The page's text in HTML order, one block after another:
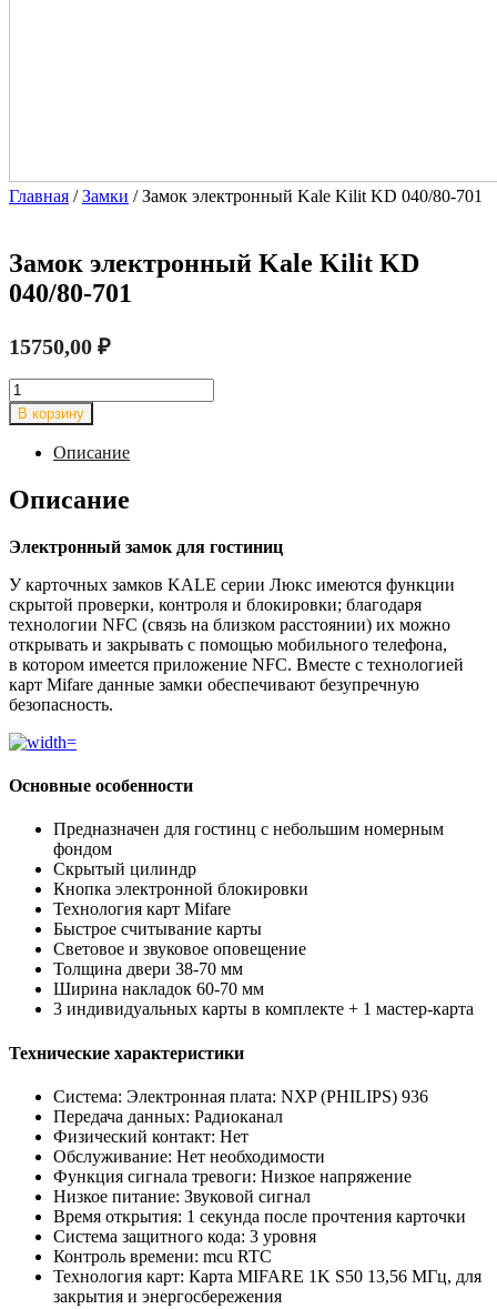
Главная /Замки / Замок электронный Kale Kilit KD 040/80-701
Замок электронный Kale Kilit KD
040/80-701
15750,00 ₽
Количество
товара
Замок
электронный
Kilit
KD
701
В корзину
Описание
Описание
Электронный замок для гостиниц
У карточных замков KALE серии Люкс имеются функции
скрытой проверки, контроля и блокировки; благодаря
технологии NFC (связь на близком расстоянии) их можно
открывать и закрывать с помощью мобильного телефона,
в котором имеется приложение NFC. Вместе с технологией
карт Mifare данные замки обеспечивают безупречную
безопасность.
Основные особенности
Предназначен для гостинц с небольшим номерным
фондом
Скрытый цилиндр
Кнопка электронной блокировки
Технология карт Mifare
Быстрое считывание карты
Световое и звуковое оповещение
Толщина двери 38-70 мм
Ширина накладок 60-70 мм
3 индивидуальных карты в комплекте + 1 мастер-карта
Технические характеристики
Система: Электронная плата: NXP (PHILIPS) 936
Передача данных: Радиоканал
Физический контакт: Нет
Обслуживание: Нет необходимости
Функция сигнала тревоги: Низкое напряжение
Низкое питание: Звуковой сигнал
Время открытия: 1 секунда после прочтения карточки
Система защитного кода: 3 уровня
Контроль времени: mcu RTC
Технология карт: Карта MIFARE 1K S50 13,56 МГц, для
закрытия и энергосбережения